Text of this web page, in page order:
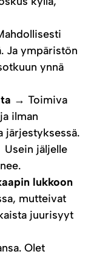
Ja ympäristön
ynnä
→ Toimiva
ilman
järjestyksessä.
Usein jäljelle
lukkoon
mutteivat
juurisyyt
Olet